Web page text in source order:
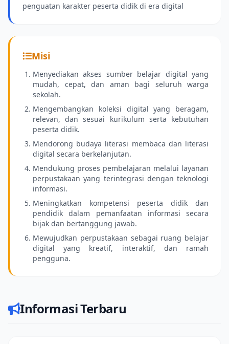
penguatan karakter peserta didik di era digital
Misi
Menyediakan akses sumber belajar digital yang
mudah, cepat, dan aman bagi seluruh warga
sekolah.
Mengembangkan koleksi digital yang beragam,
relevan, dan sesuai kurikulum serta kebutuhan
peserta didik.
Mendorong budaya literasi membaca dan literasi
digital secara berkelanjutan.
Mendukung proses pembelajaran melalui layanan
perpustakaan yang terintegrasi dengan teknologi
informasi.
Meningkatkan kompetensi peserta didik dan
pendidik dalam pemanfaatan informasi secara
bijak dan bertanggung jawab.
Mewujudkan perpustakaan sebagai ruang belajar
digital yang kreatif, interaktif, dan ramah
pengguna.
Informasi Terbaru